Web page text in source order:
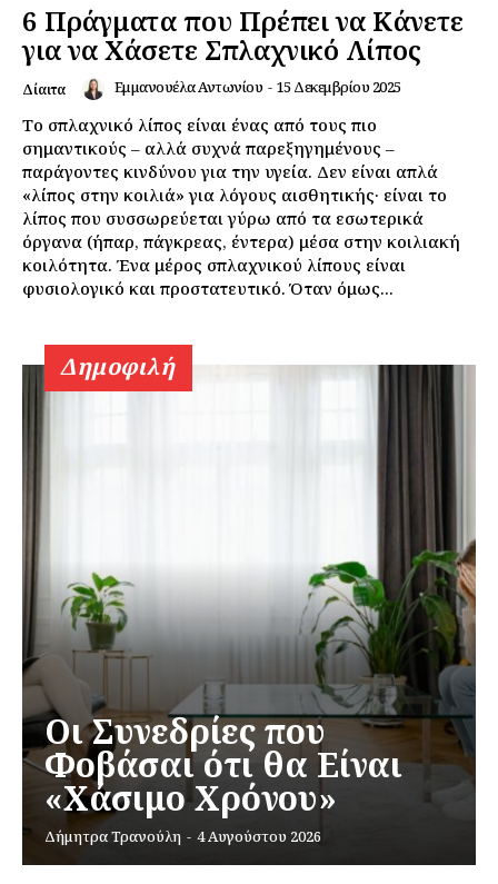
Εγγραφείτε τώρα!
6 Πράγματα που Πρέπει να Κάνετε
για να Χάσετε Σπλαχνικό Λίπος
Δίαιτα Εμμανουέλα Αντωνίου - 15 Δεκεμβρίου 2025
Το σπλαχνικό λίπος είναι ένας από τους πιο
σημαντικούς – αλλά συχνά παρεξηγημένους –
παράγοντες κινδύνου για την υγεία. Δεν είναι απλά
«λίπος στην κοιλιά» για λόγους αισθητικής· είναι το
λίπος που συσσωρεύεται γύρω από τα εσωτερικά
όργανα (ήπαρ, πάγκρεας, έντερα) μέσα στην κοιλιακή
κοιλότητα. Ένα μέρος σπλαχνικού λίπους είναι
φυσιολογικό και προστατευτικό. Όταν όμως...
Δημοφιλή
Οι Συνεδρίες που
Φοβάσαι ότι θα Είναι
«Χάσιμο Χρόνου»
Δήμητρα Τρανούλη - 4 Αυγούστου 2026